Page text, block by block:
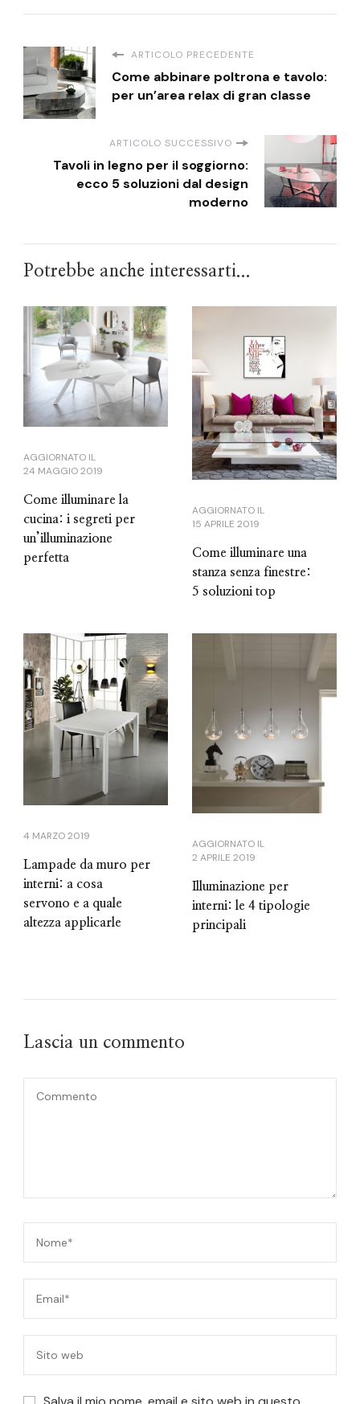
ARTICOLO PRECEDENTE
Come abbinare poltrona e tavolo:
per un’area relax di gran classe
ARTICOLO SUCCESSIVO
Tavoli in legno per il soggiorno:
ecco 5 soluzioni dal design
moderno
Potrebbe anche interessarti...
AGGIORNATO IL
24 MAGGIO 2019
Come illuminare la
cucina: i segreti per
un’illuminazione
perfetta
AGGIORNATO IL
15 APRILE 2019
Come illuminare una
stanza senza finestre:
5 soluzioni top
4 MARZO 2019
Lampade da muro per
interni: a cosa
servono e a quale
altezza applicarle
AGGIORNATO IL
2 APRILE 2019
Illuminazione per
interni: le 4 tipologie
principali
Lascia un commento